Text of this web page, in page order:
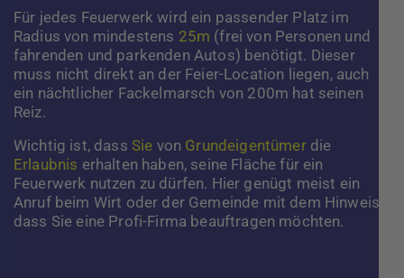
Für jedes Feuerwerk wird ein passender Platz im
Radius von mindestens 25m (frei von Personen und
fahrenden und parkenden Autos) benötigt. Dieser
muss nicht direkt an der Feier-Location liegen, auch
ein nächtlicher Fackelmarsch von 200m hat seinen
Reiz.
Wichtig ist, dass Sie von Grundeigentümerdie
Erlaubnis erhalten haben, seine Fläche für ein
Feuerwerk nutzen zu dürfen. Hier genügt meist ein
Anruf beim Wirt oder der Gemeinde mit dem Hinweis,
dass Sie eine Profi-Firma beauftragen möchten.